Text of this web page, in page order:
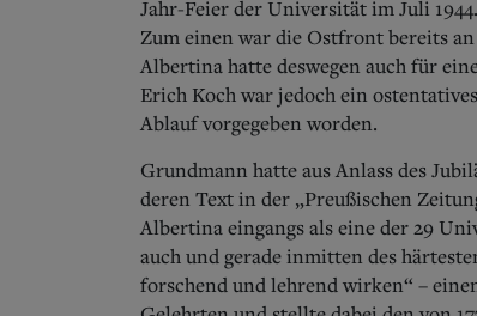
Jahr-Feier der Universität im Juli
Zum einen war die Ostfront bereits
Albertina hatte deswegen auch für
Erich Koch war jedoch ein
Ablauf vorgegeben worden.
Grundmann hatte aus Anlass des
deren Text in der „Preußischen
Albertina eingangs als eine der 29
auch und gerade inmitten des
forschend und lehrend wirken“ –